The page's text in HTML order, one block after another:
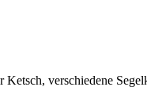
verschiedene